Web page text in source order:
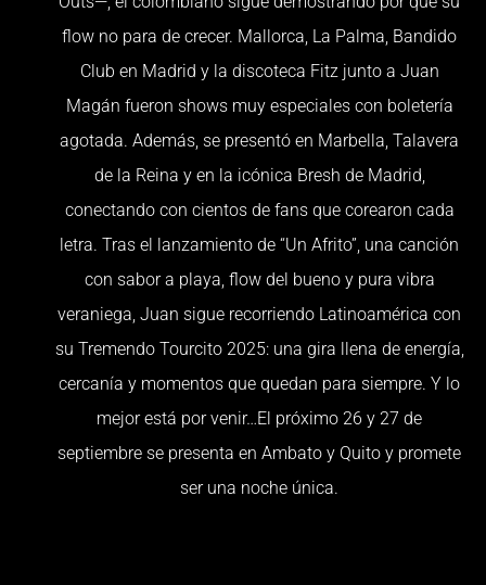
flow no para de crecer. Mallorca, La Palma, Bandido
Club en Madrid y la discoteca Fitz junto a Juan
Magán fueron shows muy especiales con boletería
agotada. Además, se presentó en Marbella, Talavera
de la Reina y en la icónica Bresh de Madrid,
conectando con cientos de fans que corearon cada
letra. Tras el lanzamiento de “Un Afrito”, una canción
con sabor a playa, flow del bueno y pura vibra
veraniega, Juan sigue recorriendo Latinoamérica con
su Tremendo Tourcito 2025: una gira llena de energía,
cercanía y momentos que quedan para siempre. Y lo
mejor está por venir…El próximo 26 y 27 de
septiembre se presenta en Ambato y Quito y promete
ser una noche única.